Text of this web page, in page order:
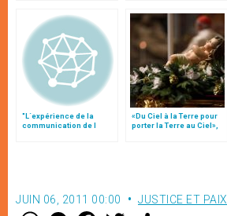
"L´expérience de la
communication de l
«Du Ciel à la Terre pour
porter la Terre au Ciel»,
JUIN 06, 2011 00:00 JUSTICE ET PAIX